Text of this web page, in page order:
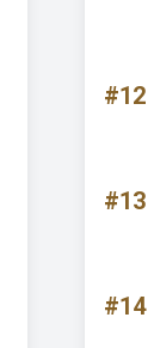
#12
#13
#14